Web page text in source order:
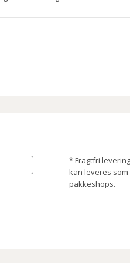
*Fragtfri
kan leveres
pakkeshops.